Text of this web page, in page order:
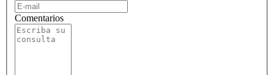
Comentarios